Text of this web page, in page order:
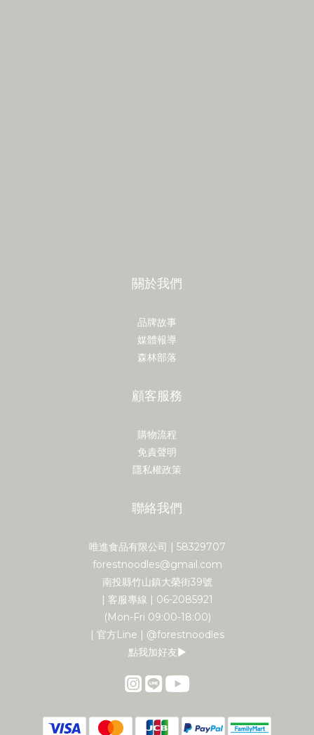
關於我們
品牌故事
媒體報導
森林部落
顧客服務
購物流程
免責聲明
隱私權政策
聯絡我們
唯進食品有限公司 | 58329707
forestnoodles@gmail.com
南投縣竹山鎮大榮街39號
| 客服專線 | 06-2085921
(Mon-Fri 09:00-18:00)
| 官方Line | @forestnoodles
點我加好友▶︎